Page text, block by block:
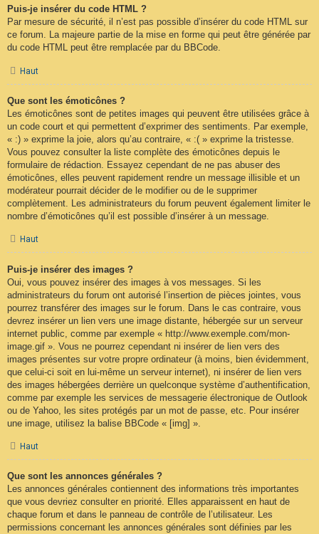
Puis-je insérer du code HTML ?
Par mesure de sécurité, il n’est pas possible d’insérer du code HTML sur
ce forum. La majeure partie de la mise en forme qui peut être générée par
du code HTML peut être remplacée par du BBCode.
Haut
Que sont les émoticônes ?
Les émoticônes sont de petites images qui peuvent être utilisées grâce à
un code court et qui permettent d’exprimer des sentiments. Par exemple,
« :) » exprime la joie, alors qu’au contraire, « :( » exprime la tristesse.
Vous pouvez consulter la liste complète des émoticônes depuis le
formulaire de rédaction. Essayez cependant de ne pas abuser des
émoticônes, elles peuvent rapidement rendre un message illisible et un
modérateur pourrait décider de le modifier ou de le supprimer
complètement. Les administrateurs du forum peuvent également limiter le
nombre d’émoticônes qu’il est possible d’insérer à un message.
Haut
Puis-je insérer des images ?
Oui, vous pouvez insérer des images à vos messages. Si les
administrateurs du forum ont autorisé l’insertion de pièces jointes, vous
pourrez transférer des images sur le forum. Dans le cas contraire, vous
devrez insérer un lien vers une image distante, hébergée sur un serveur
internet public, comme par exemple « http://www.exemple.com/mon-
image.gif ». Vous ne pourrez cependant ni insérer de lien vers des
images présentes sur votre propre ordinateur (à moins, bien évidemment,
que celui-ci soit en lui-même un serveur internet), ni insérer de lien vers
des images hébergées derrière un quelconque système d’authentification,
comme par exemple les services de messagerie électronique de Outlook
ou de Yahoo, les sites protégés par un mot de passe, etc. Pour insérer
une image, utilisez la balise BBCode « [img] ».
Haut
Que sont les annonces générales ?
Les annonces générales contiennent des informations très importantes
que vous devriez consulter en priorité. Elles apparaissent en haut de
chaque forum et dans le panneau de contrôle de l’utilisateur. Les
permissions concernant les annonces générales sont définies par les